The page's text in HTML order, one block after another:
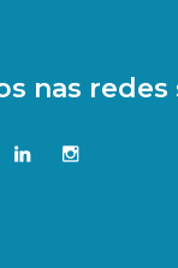
nas redes